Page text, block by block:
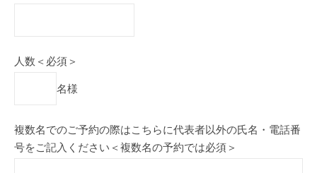
人数＜必須＞
名様
複数名でのご予約の際はこちらに代表者以外の氏名・電話番
号をご記入ください＜複数名の予約では必須＞